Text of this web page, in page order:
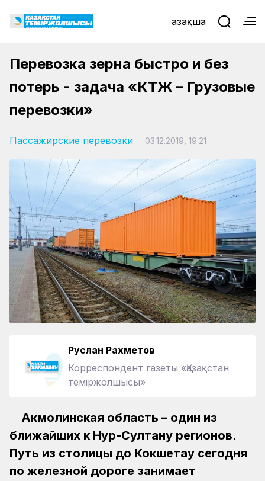
Қазақша
Перевозка зерна быстро и без
потерь - задача «КТЖ – Грузовые
перевозки»
Пассажирские перевозки 03.12.2019, 19:21
Руслан Рахметов
Корреспондент газеты «Қазақстан
теміржолшысы»
Акмолинская область – один из
ближайших к Нур-Султану регионов.
Путь из столицы до Кокшетау сегодня
по железной дороге занимает